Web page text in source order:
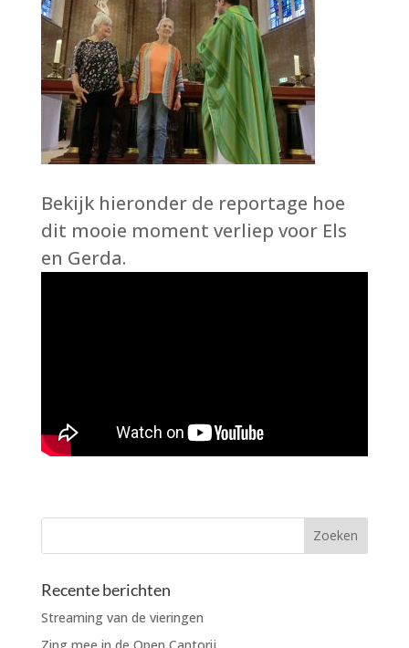
Bekijk hieronder de reportage hoe
dit mooie moment verliep voor Els
en Gerda.
Recente berichten
Streaming van de vieringen
Zing mee in de Open Cantorij